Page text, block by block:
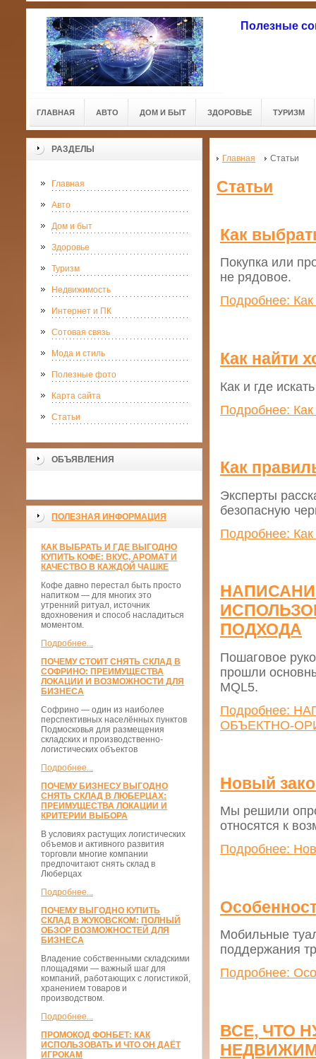
Полезные
ГЛАВНАЯ АВТО ДОМ И БЫТ ЗДОРОВЬЕ ТУРИЗМ
РАЗДЕЛЫ
Главная
Авто
Дом и быт
Здоровье
Туризм
Недвижимость
Интернет и ПК
Сотовая связь
Мода и стиль
Полезные фото
Карта сайта
Статьи
ОБЪЯВЛЕНИЯ
ПОЛЕЗНАЯ ИНФОРМАЦИЯ
КАК ВЫБРАТЬ И ГДЕ ВЫГОДНО
КУПИТЬ КОФЕ: ВКУС, АРОМАТ И
КАЧЕСТВО В КАЖДОЙ ЧАШКЕ
Кофе давно перестал быть просто
напитком — для многих это
утренний ритуал, источник
вдохновения и способ насладиться
моментом.
Подробнее...
ПОЧЕМУ СТОИТ СНЯТЬ СКЛАД В
СОФРИНО: ПРЕИМУЩЕСТВА
ЛОКАЦИИ И ВОЗМОЖНОСТИ ДЛЯ
БИЗНЕСА
Софрино — один из наиболее
перспективных населённых пунктов
Подмосковья для размещения
складских и производственно-
логистических объектов
Подробнее...
ПОЧЕМУ БИЗНЕСУ ВЫГОДНО
СНЯТЬ СКЛАД В ЛЮБЕРЦАХ:
ПРЕИМУЩЕСТВА ЛОКАЦИИ И
КРИТЕРИИ ВЫБОРА
В условиях растущих логистических
объемов и активного развития
торговли многие компании
предпочитают снять склад в
Люберцах
Подробнее...
ПОЧЕМУ ВЫГОДНО КУПИТЬ
СКЛАД В ЖУКОВСКОМ: ПОЛНЫЙ
ОБЗОР ВОЗМОЖНОСТЕЙ ДЛЯ
БИЗНЕСА
Владение собственными складскими
площадями — важный шаг для
компаний, работающих с логистикой,
хранением товаров и
производством.
Подробнее...
ПРОМОКОД ФОНБЕТ: КАК
ИСПОЛЬЗОВАТЬ И ЧТО ОН ДАЁТ
ИГРОКАМ
Главная Статьи
Статьи
Как
Покупка или
не рядовое.
Подробнее: Как
Как найти
Как и где
Подробнее:
Как
Эксперты
безопасную
Подробнее:
ПОДХОДА
Пошаговое
прошли
MQL5.
Подробнее:
ОБЪЕКТНО-
Новый
Мы решили
относятся к
Подробнее:
Мобильные
поддержания
Подробнее:
ВСЕ, ЧТО